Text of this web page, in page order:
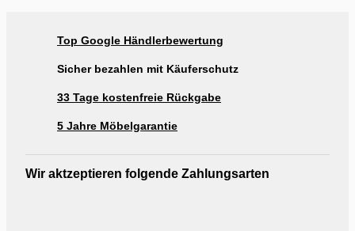
Ausstellung Möbel Rogg Reutlingen
Top Google Händlerbewertung
Sicher bezahlen mit Käuferschutz
33 Tage kostenfreie Rückgabe
5 Jahre Möbelgarantie
Wir aktzeptieren folgende Zahlungsarten